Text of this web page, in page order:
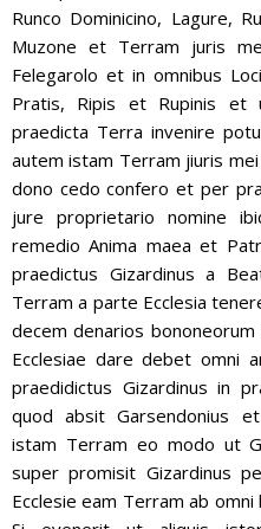
Runco Dominicino, Lagure,
Muzone et Terram juris
Felegarolo et in omnibus
Pratis, Ripis et Rupinis et
praedicta Terra invenire
autem istam Terram jiuris
dono cedo confero et per
jure proprietario nomine
remedio Anima maea et
praedictus Gizardinus a
Terram a parte Ecclesia
decem denarios
Ecclesiae dare debet omni
praedidictus Gizardinus in
quod absit Garsendonius
istam Terram eo modo ut
super promisit Gizardinus
Ecclesie eam Terram ab